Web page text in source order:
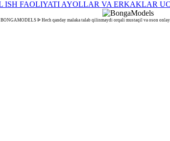
BONGAMODELS ᐉ Hech qanday malaka talab qilinmaydi orqali mustaqil va oson